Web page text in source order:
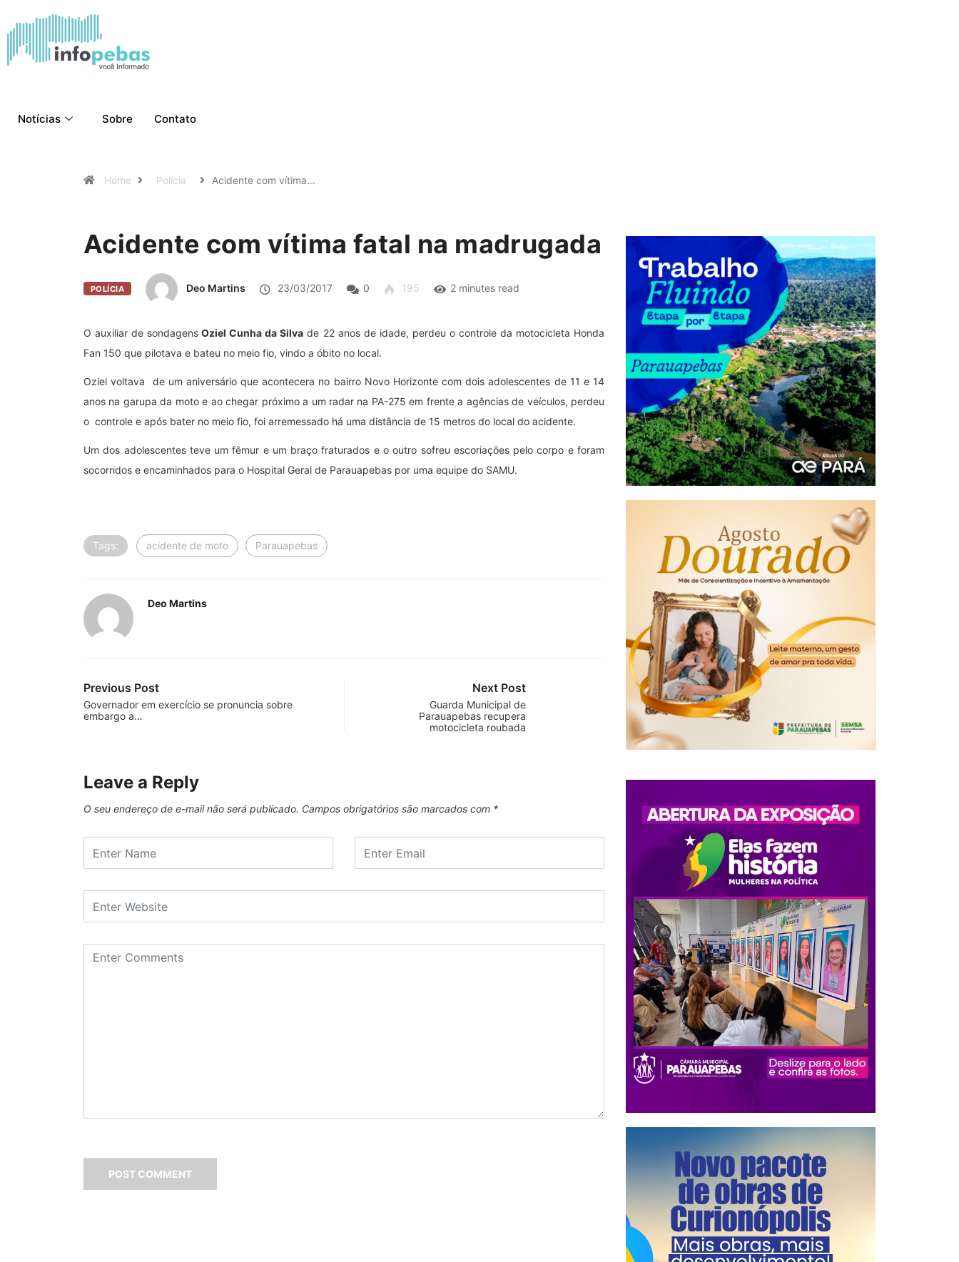
Notícias Sobre Contato
Home Polícia Acidente com vítima…
Acidente com vítima fatal na madrugada
POLÍCIA Deo Martins 23/03/2017 0 195 2 minutes read
O auxiliar de sondagens Oziel Cunha da Silva de 22 anos de idade, perdeu o controle da motocicleta Honda
Fan 150 que pilotava e bateu no meio fio, vindo a óbito no local.
Oziel voltava de um aniversário que acontecera no bairro Novo Horizonte com dois adolescentes de 11 e 14
anos na garupa da moto e ao chegar próximo a um radar na PA-275 em frente a agências de veículos, perdeu
o controle e após bater no meio fio, foi arremessado há uma distância de 15 metros do local do acidente.
Um dos adolescentes teve um fêmur e um braço fraturados e o outro sofreu escoriações pelo corpo e foram
socorridos e encaminhados para o Hospital Geral de Parauapebas por uma equipe do SAMU.
Tags: acidente de moto Parauapebas
Deo Martins
Previous Post
Governador em exercício se pronuncia sobre
embargo a…
Next Post
Guarda Municipal de
Parauapebas recupera
motocicleta roubada
Leave a Reply
O seu endereço de e-mail não será publicado. Campos obrigatórios são marcados com *